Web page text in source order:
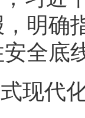
明确
全底
现代